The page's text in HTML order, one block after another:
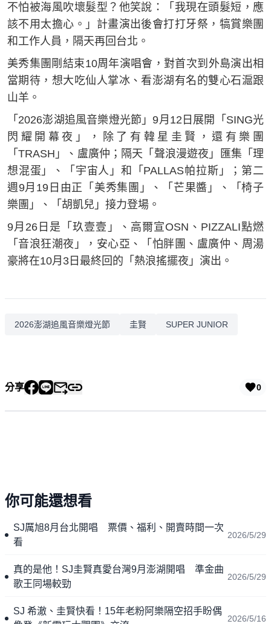
不怕被海風吹壞髮型？他笑說：「我現在頭髮短，應
該不用太擔心。」計畫演出後會打打牙祭，犒賞樂團
和工作人員，隔天再回台北。
美秀集團剛結束10周年演唱會，對首次到外島演出相
當期待，想大吃仙人掌冰、看澎湖有名的雙心石滬跟
山羊。
「2026澎湖追風音樂燈光節」9月12日展開「SING光
閃耀開幕夜」，除了有韓星圭賢，還有樂團
「TRASH」、盧廣仲；隔天「聲浪漫遊夜」匯集「理
想混蛋」、「宇宙人」和「PALLAS帕拉斯」；第二
週9月19日由正「美秀集團」、「芒果醬」、「椅子
樂團」、「胡凱兒」接力登場。
9月26日是「玖壹壹」、高爾宣OSN、PIZZALI點燃
「音浪狂潮夜」，安心亞、「怕胖團、盧廣仲、周湯
豪將在10月3日最終回的「熱浪搖擺夜」演出。
2026澎湖追風音樂燈光節 圭賢 SUPER JUNIOR
分享 0
你可能還想看
SJ厲旭8月台北開唱 票價、福利、開賣時間一次
看
2026/5/29
真的是他！SJ圭賢真愛台灣9月澎湖開唱 準金曲
歌王同場較勁
2026/5/29
SJ 希澈、圭賢快看！15年老粉阿樂隔空招手盼偶
2026/5/16